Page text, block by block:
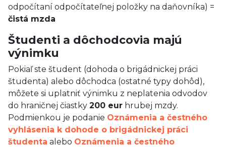
odpočítaní odpočítateľnej položky na daňovníka) =
čistá mzda
Študenti a dôchodcovia majú
výnimku
Pokiaľ ste študent (dohoda o brigádnickej práci
študenta) alebo dôchodca (ostatné typy dohôd),
môžete si uplatniť výnimku z neplatenia odvodov
do hraničnej čiastky 200 eur hrubej mzdy.
Podmienkou je podanie Oznámenia a čestného
vyhlásenia k dohode o brigádnickej práci
študenta alebo Oznámenia a čestného